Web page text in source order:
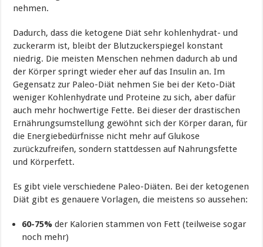
nehmen.
Dadurch, dass die ketogene Diät sehr kohlenhydrat- und
zuckerarm ist, bleibt der Blutzuckerspiegel konstant
niedrig. Die meisten Menschen nehmen dadurch ab und
der Körper springt wieder eher auf das Insulin an. Im
Gegensatz zur Paleo-Diät nehmen Sie bei der Keto-Diät
weniger Kohlenhydrate und Proteine zu sich, aber dafür
auch mehr hochwertige Fette. Bei dieser der drastischen
Ernährungsumstellung gewöhnt sich der Körper daran, für
die Energiebedürfnisse nicht mehr auf Glukose
zurückzufreifen, sondern stattdessen auf Nahrungsfette
und Körperfett.
Es gibt viele verschiedene Paleo-Diäten. Bei der ketogenen
Diät gibt es genauere Vorlagen, die meistens so aussehen:
60-75% der Kalorien stammen von Fett (teilweise sogar
noch mehr)